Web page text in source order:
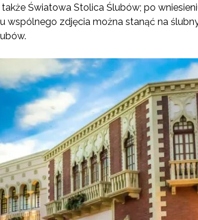
Światowa Stolica Ślubów; po
wspólnego zdjęcia można stanąć na